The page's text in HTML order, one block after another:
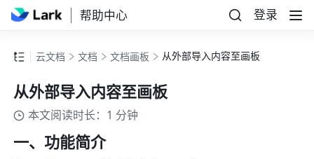
帮助中心 登录
云文档 文档 文档画板 从外部导入内容至画板
从外部导入内容至画板
本文阅读时长：1 分钟
一、功能简介